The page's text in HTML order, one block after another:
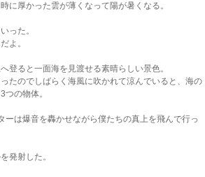
に厚かった雲が薄くなって陽が暑くなる。
った。
よ。
登ると一面海を見渡せる素晴らしい景色。
たのでしばらく海風に吹かれて涼んでいると、海の
の物体。
ーは爆音を轟かせながら僕たちの真上を飛んで行っ
発射した。